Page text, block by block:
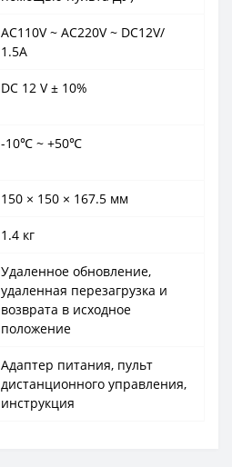
AC110V ~ AC220V ~ DC12V/
1.5A
DC 12 V ± 10%
-10℃ ~ +50℃
150 × 150 × 167.5 мм
1.4 кг
Удаленное обновление,
удаленная перезагрузка и
возврата в исходное
положение
Адаптер питания, пульт
дистанционного управления,
инструкция